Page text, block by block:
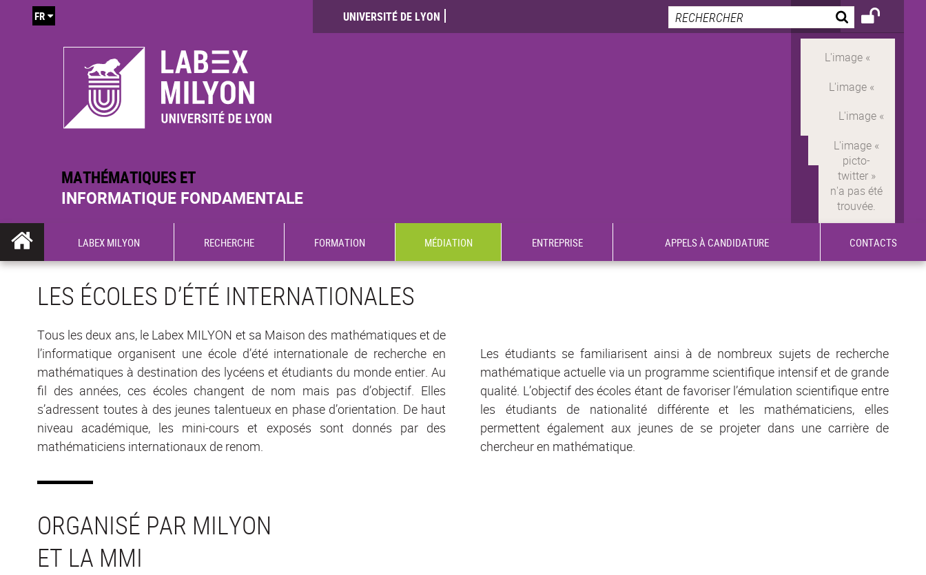
MATHÉMATIQUES ET
INFORMATIQUE FONDAMENTALE
UNIVERSITÉ DE LYON
FR
LABEX MILYON RECHERCHE FORMATION MÉDIATION ENTREPRISE APPELS À CANDIDATURE CONTACTS
LES ÉCOLES D’ÉTÉ INTERNATIONALES
Tous les deux ans, le Labex MILYON et sa Maison des mathématiques et de
l’informatique organisent une école d’été internationale de recherche en
mathématiques à destination des lycéens et étudiants du monde entier. Au
fil des années, ces écoles changent de nom mais pas d’objectif. Elles
s’adressent toutes à des jeunes talentueux en phase d’orientation. De haut
niveau académique, les mini-cours et exposés sont donnés par des
mathématiciens internationaux de renom.
Les étudiants se familiarisent ainsi à de nombreux sujets de recherche
mathématique actuelle via un programme scientifique intensif et de grande
qualité. L’objectif des écoles étant de favoriser l’émulation scientifique entre
les étudiants de nationalité différente et les mathématiciens, elles
permettent également aux jeunes de se projeter dans une carrière de
chercheur en mathématique.
ORGANISÉ PAR MILYON
ET LA MMI